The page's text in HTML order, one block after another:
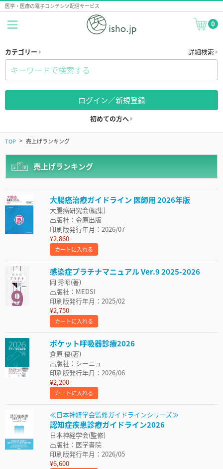
医学・医療の電子コンテンツ配信サービス
0
カテゴリー 詳細検索
ログイン／新規登録
初めての方へ
TOP 売上げランキング
売上げランキング
大腸癌治療ガイドライン 医師用 2026年版
大腸癌研究会(編集)
出版社：金原出版
印刷版発行年月：2026/07
¥2,860
カートに入れる
感染症プラチナマニュアル Ver.9 2025-2026
岡 秀昭(著)
出版社：MEDSI
印刷版発行年月：2025/02
¥2,750
カートに入れる
ポケット呼吸器診療2026
倉原 優(著)
出版社：シーニュ
印刷版発行年月：2026/06
¥2,200
カートに入れる
≪日本神経学会監修ガイドラインシリーズ≫
認知症疾患診療ガイドライン2026
日本神経学会(監修)
出版社：医学書院
印刷版発行年月：2026/05
¥6,600